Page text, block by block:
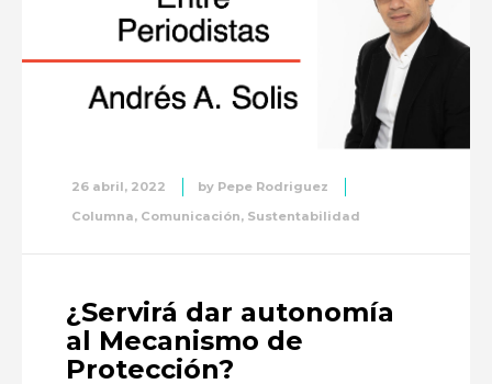
26 abril, 2022 by Pepe Rodriguez
Columna, Comunicación, Sustentabilidad
¿Servirá dar autonomía
al Mecanismo de
Protección?